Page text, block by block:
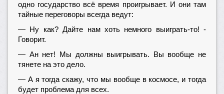
одно государство всё время проигрывает. И они там
тайные переговоры всегда ведут:
— Ну как? Дайте нам хоть немного выиграть-то! -
Говорит.
— Ан нет! Мы должны выигрывать. Вы вообще не
тянете на это дело.
— А я тогда скажу, что мы вообще в космосе, и тогда
будет проблема для всех.